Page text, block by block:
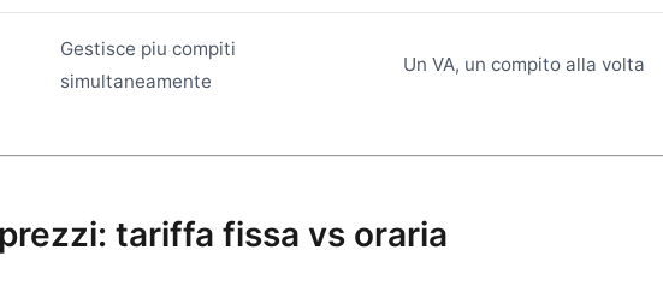
Gestisce piu compiti
simultaneamente
Un VA, un compito alla volta
tariffa fissa vs oraria